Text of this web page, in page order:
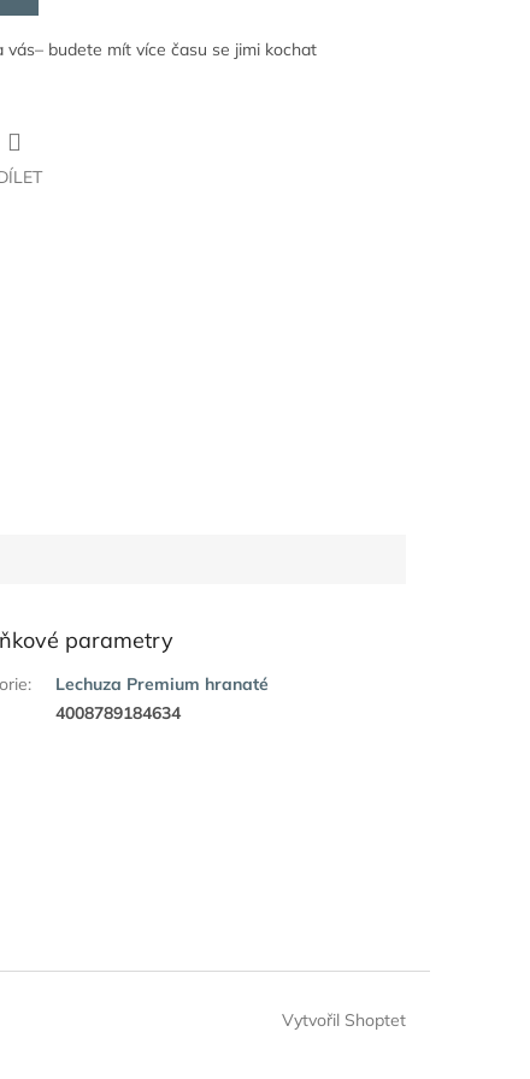
budete mít více času se jimi kochat
parametry
:
Lechuza Premium hranaté
4008789184634
Vytvořil Shoptet